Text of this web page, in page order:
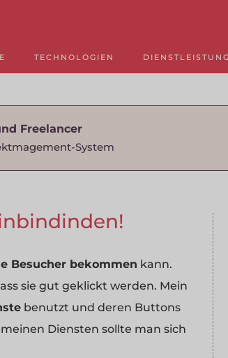
TECHNOLOGIEN
Freelancer
System
Besucher bekommen kann.
sie gut geklickt werden. Mein
benutzt und deren Buttons
Diensten sollte man sich